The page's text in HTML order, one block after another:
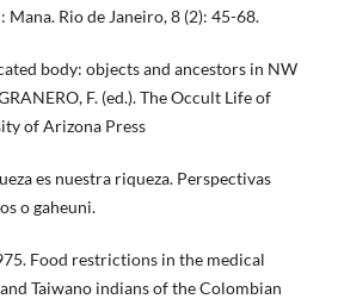
Mana. Rio de Janeiro, 8 (2): 45-68.
body: objects and ancestors in NW
F. (ed.). The Occult Life of
of Arizona Press
es nuestra riqueza. Perspectivas
o gaheuni.
Food restrictions in the medical
Taiwano indians of the Colombian